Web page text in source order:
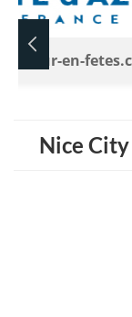
en-
Nice